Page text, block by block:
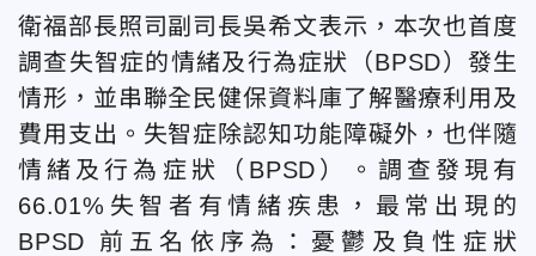
衛福部長照司副司長吳希文表示，本次也首度
調查失智症的情緒及行為症狀（BPSD）發生
情形，並串聯全民健保資料庫了解醫療利用及
費用支出。失智症除認知功能障礙外，也伴隨
情緒及行為症狀（BPSD）。調查發現有
66.01%失智者有情緒疾患，最常出現的
BPSD 前五名依序為：憂鬱及負性症狀